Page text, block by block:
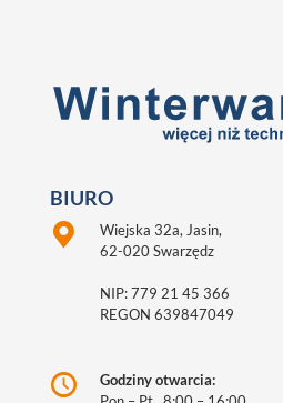
BIURO
Wiejska 32a, Jasin,
62-020 Swarzędz
NIP: 779 21 45 366
REGON 639847049
Godziny otwarcia: